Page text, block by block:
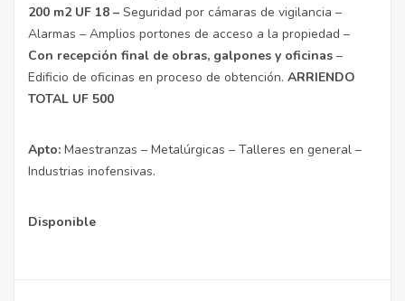
200 m2 UF 18 – Seguridad por cámaras de vigilancia –
Alarmas – Amplios portones de acceso a la propiedad –
Con recepción final de obras, galpones y oficinas –
Edificio de oficinas en proceso de obtención. ARRIENDO
TOTAL UF 500
Apto: Maestranzas – Metalúrgicas – Talleres en general –
Industrias inofensivas.
Disponible